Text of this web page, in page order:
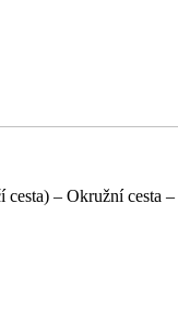
cesta) – Okružní cesta –